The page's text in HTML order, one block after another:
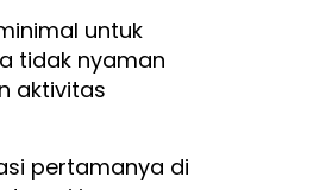
untuk
tidak nyaman
aktivitas
pertamanya di